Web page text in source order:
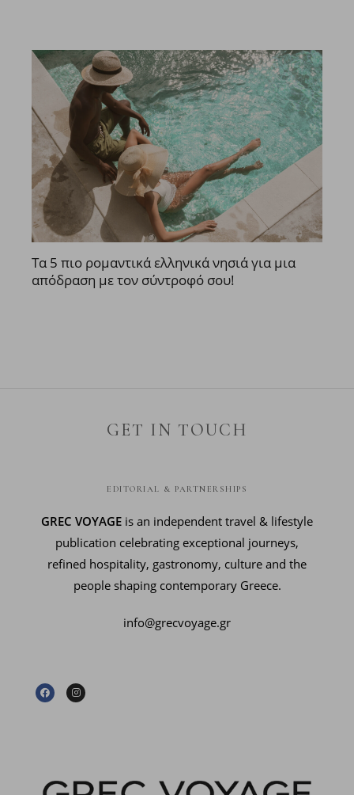
Τα 5 πιο ρομαντικά ελληνικά νησιά για μια
απόδραση με τον σύντροφό σου!
GET IN TOUCH
EDITORIAL & PARTNERSHIPS
GREC VOYAGE is an independent travel & lifestyle
publication celebrating exceptional journeys,
refined hospitality, gastronomy, culture and the
people shaping contemporary Greece.
info@grecvoyage.gr